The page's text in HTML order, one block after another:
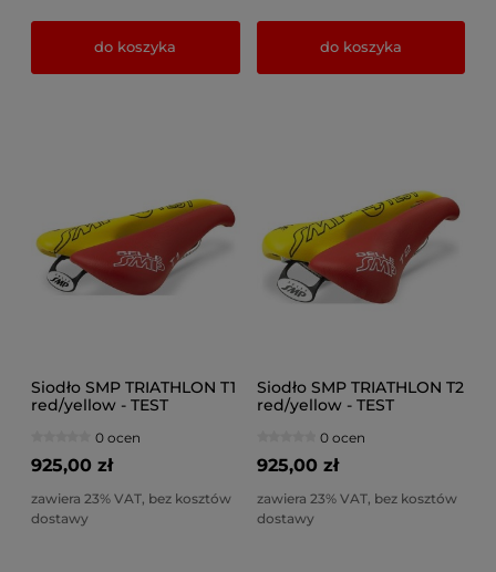
do koszyka do koszyka
Siodło SMP TRIATHLON T1
red/yellow - TEST
0 ocen
925,00 zł
zawiera 23% VAT, bez kosztów
dostawy
Siodło SMP TRIATHLON T2
red/yellow - TEST
0 ocen
925,00 zł
zawiera 23% VAT, bez kosztów
dostawy